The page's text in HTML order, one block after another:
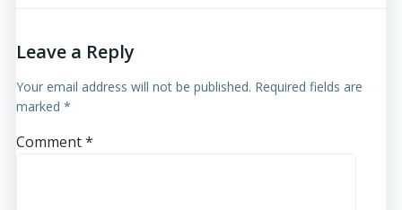
Leave a Reply
Your email address will not be published. Required fields are
marked *
Comment*